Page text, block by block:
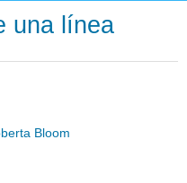
una línea
Bloom